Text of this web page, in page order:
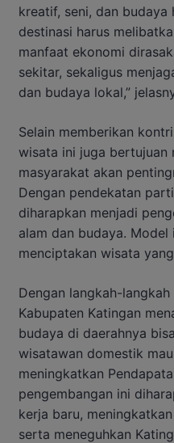
kreatif, seni, dan budaya
destinasi harus
manfaat ekonomi
sekitar, sekaligus
dan budaya lokal,”
Selain memberikan
wisata ini juga bertujuan
masyarakat akan
Dengan pendekatan
diharapkan menjadi
alam dan budaya. Model
menciptakan wisata
Dengan langkah-
Kabupaten Katingan
budaya di daerahnya
wisatawan domestik
meningkatkan
pengembangan ini
kerja baru,
serta meneguhkan